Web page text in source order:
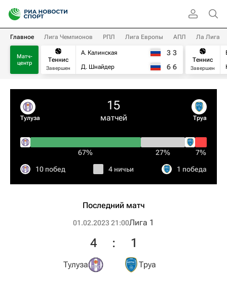
Главное Лига Чемпионов РПЛ Лига Европы АПЛ Ла Лига
Матч-
центр
Теннис
Завершен
А. Калинская
Д. Шнайдер
3 3
6 6
Теннис
Завершен
Тулуза
15
матчей Труа
67% 27% 7%
10 побед 4 ничьи 1 победа
Последний матч
01.02.2023 21:00Лига 1
Тулуза
4 : 1
Труа